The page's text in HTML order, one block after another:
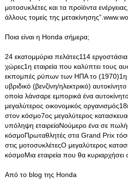
μοτοσυκλέτες και τα προϊόντα
άλλους τομείς της
Ποια είναι η Honda σήμερα;
24 εκατομμύρια πελάτες114
χώρες1η εταιρεία που καλύπτει τους
εκπομπές ρύπων των ΗΠΑ το (1970)1η
υβριδικό (βενζίνη/ηλεκτρικό)
οποία λάνσαρε εμπορικά ένα
μεγαλύτερος οικονομικός
στον κόσμο7ος μεγαλύτερος
υπόληψη εταιρείαΝούμερο ένα σε
κόσμοΠρωταθλητές στα Grand Prix
στις μοτοσυκλέτεςΟ μεγαλύτερος
κόσμοΜια εταιρεία που θα κυριαρχήσει
Από το blog της Honda